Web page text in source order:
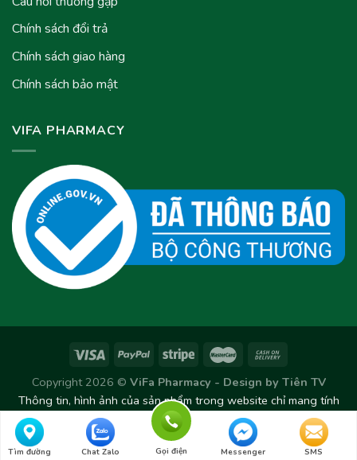
Tìm đường Chat Zalo Gọi điện Messenger SMS
Chính sách đổi trả
Chính sách giao hàng
Chính sách bảo mật
VIFA PHARMACY
Copyright 2026 © ViFa Pharmacy - Design by Tiên TV
Thông tin, hình ảnh của sản phẩm trong website chỉ mang tính
chất tham khảo. Sản phẩm thực tế có thể thay đổi/chênh lệch
theo từng Lô sản xuất.